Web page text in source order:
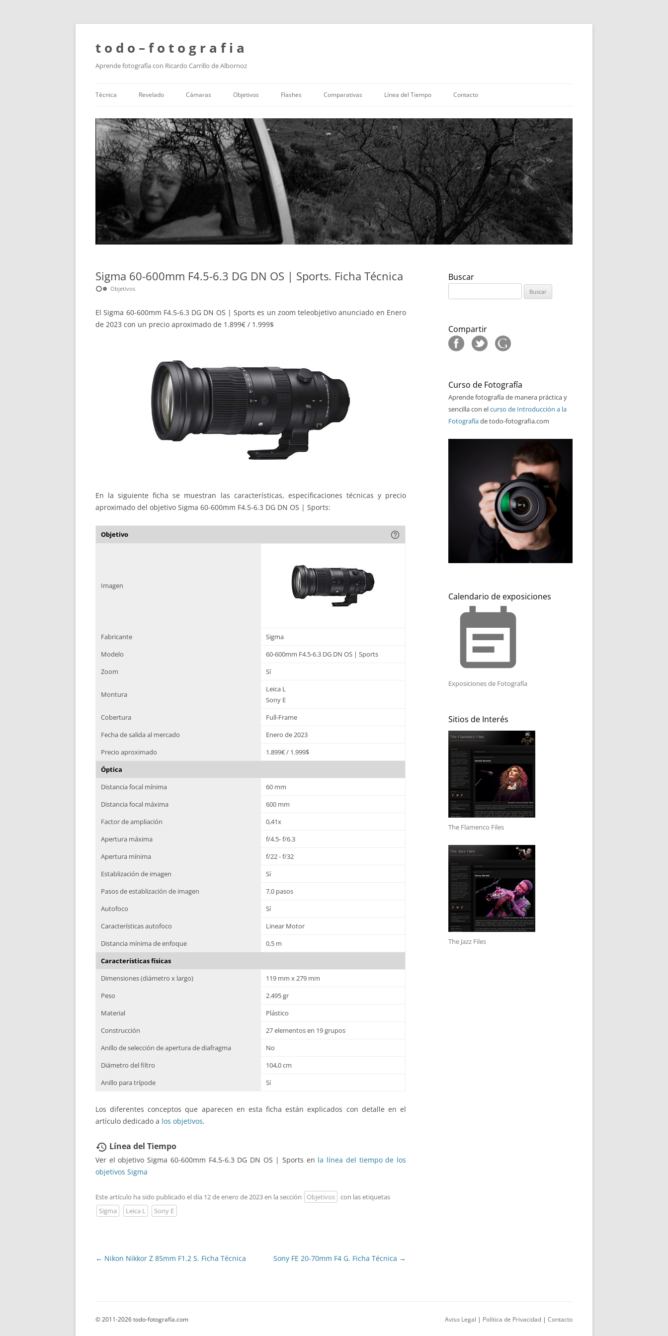
t o d o – f o t o g r a f i a
Aprende fotografía con Ricardo Carrillo de Albornoz
al
contenido
Técnica Revelado Cámaras Objetivos Flashes Comparativas Línea del Tiempo Contacto
Sigma 60-600mm F4.5-6.3 DG DN OS | Sports. Ficha Técnica
hdr_weak Objetivos
El Sigma 60-600mm F4.5-6.3 DG DN OS | Sports es un zoom teleobjetivo anunciado en Enero
de 2023 con un precio aproximado de 1.899€ / 1.999$
En la siguiente ficha se muestran las características, especificaciones técnicas y precio
aproximado del objetivo Sigma 60-600mm F4.5-6.3 DG DN OS | Sports:
Objetivo help_outline
Imagen
Fabricante
Sigma
Modelo
60-600mm F4.5-6.3 DG DN OS | Sports
Zoom
Sí
Montura
Leica L
Sony E
Cobertura
Full-Frame
Fecha de salida al mercado
Enero de 2023
Precio aproximado
1.899€ / 1.999$
Óptica
Distancia focal mínima
60 mm
Distancia focal máxima
600 mm
Factor de ampliación
0,41x
Apertura máxima
f/4.5- f/6.3
Apertura mínima
f/22 - f/32
Establización de imagen
Sí
Pasos de establización de imagen
7,0 pasos
Autofoco
Sí
Características autofoco
Linear Motor
Distancia mínima de enfoque
0,5 m
Características físicas
Dimensiones (diámetro x largo)
119 mm x 279 mm
Peso
2.495 gr
Material
Plástico
Construcción
27 elementos en 19 grupos
Anillo de selección de apertura de diafragma
No
Diámetro del filtro
104,0 cm
Anillo para trípode
Sí
Los diferentes conceptos que aparecen en esta ficha están explicados con detalle en el
artículo dedicado a los objetivos.
restore Línea del Tiempo
Ver el objetivo Sigma 60-600mm F4.5-6.3 DG DN OS | Sports en la línea del tiempo de los
objetivos Sigma
Este artículo ha sido publicado el día 12 de enero de 2023 en la sección Objetivos
con las etiquetas
Sigma
Leica L Sony E
Navegación
← Nikon Nikkor Z 85mm F1.2 S. Ficha Técnica Sony FE 20-70mm F4 G. Ficha Técnica →
Buscar
Compartir
Curso de Fotografía
Aprende fotografía de manera práctica y
sencilla con elcurso de Introducción a la
Fotografíade todo-fotografia.com
Calendario de exposiciones
event_note
Exposiciones de Fotografía
Sitios de Interés
The Flamenco Files
The Jazz Files
© 2011-2026 todo-fotografía.com Aviso Legal | Política de Privacidad | Contacto